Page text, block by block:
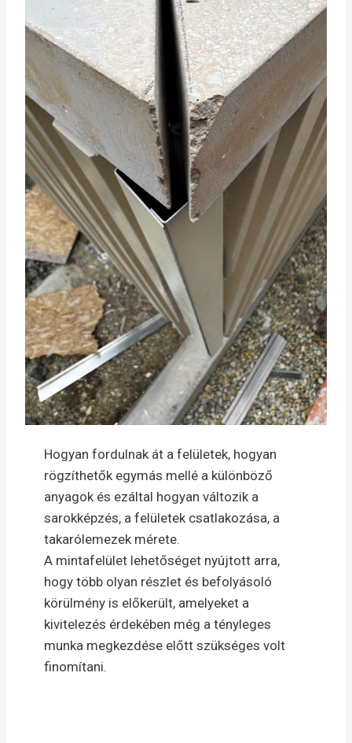
Hogyan fordulnak át a felületek, hogyan
rögzíthetők egymás mellé a különböző
anyagok és ezáltal hogyan változik a
sarokképzés, a felületek csatlakozása, a
takarólemezek mérete.
A mintafelület lehetőséget nyújtott arra,
hogy több olyan részlet és befolyásoló
körülmény is előkerült, amelyeket a
kivitelezés érdekében még a tényleges
munka megkezdése előtt szükséges volt
finomítani.